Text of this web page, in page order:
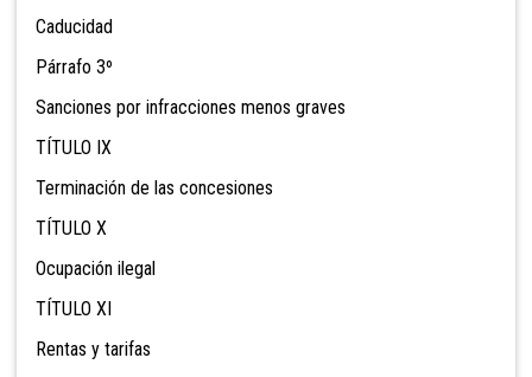
Caducidad
Párrafo 3º
Sanciones por infracciones menos graves
TÍTULO IX
Terminación de las concesiones
TÍTULO X
Ocupación ilegal
TÍTULO XI
Rentas y tarifas